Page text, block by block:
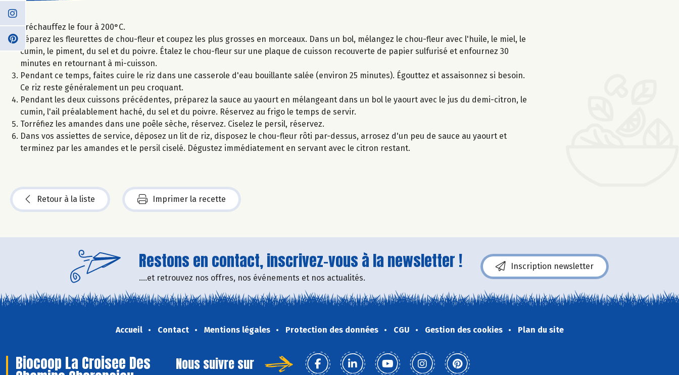
Préchauffez le four à 200°C.
Séparez les fleurettes de chou-fleur et coupez les plus grosses en morceaux. Dans un bol, mélangez le chou-fleur avec l'huile, le miel, le
cumin, le piment, du sel et du poivre. Étalez le chou-fleur sur une plaque de cuisson recouverte de papier sulfurisé et enfournez 30
minutes en retournant à mi-cuisson.
Pendant ce temps, faites cuire le riz dans une casserole d'eau bouillante salée (environ 25 minutes). Égouttez et assaisonnez si besoin.
Ce riz reste généralement un peu croquant.
Pendant les deux cuissons précédentes, préparez la sauce au yaourt en mélangeant dans un bol le yaourt avec le jus du demi-citron, le
cumin, l'ail préalablement haché, du sel et du poivre. Réservez au frigo le temps de servir.
Torréfiez les amandes dans une poêle sèche, réservez. Ciselez le persil, réservez.
Dans vos assiettes de service, déposez un lit de riz, disposez le chou-fleur rôti par-dessus, arrosez d'un peu de sauce au yaourt et
terminez par les amandes et le persil ciselé. Dégustez immédiatement en servant avec le citron restant.
Retour à la liste Imprimer la recette
Restons en contact, inscrivez-vous à la newsletter !
....et retrouvez nos offres, nos événements et nos actualités.
Inscription newsletter
Accueil Contact Mentions légales Protection des données CGU Gestion des cookies Plan du site
Biocoop La Croisee Des Nous suivre sur